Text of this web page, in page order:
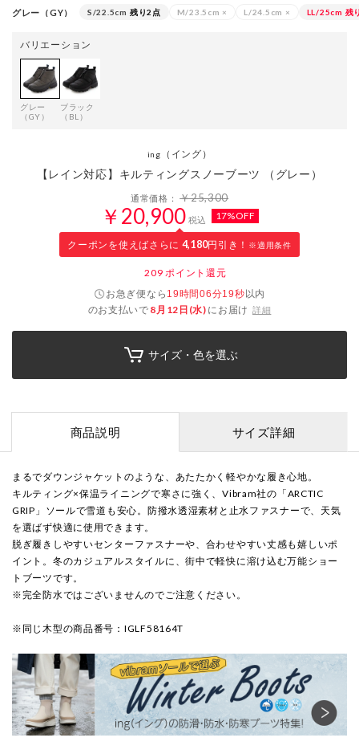
グレー（GY） S/22.5cm 残り2点 M/23.5cm × L/24.5cm × LL/25cm 残
バリエーション
グレー
（GY）
ブラック
（BL）
ing （イング）
【レイン対応】キルティングスノーブーツ （グレー）
通常価格：￥25,300
￥20,900 税込 17%OFF
クーポンを使えばさらに 4,180円引き！ ※適用条件
209 ポイント還元
お急ぎ便なら 19時間06分19秒以内
のお支払いで 8月12日(水) にお届け 詳細
サイズ・色を選ぶ
商品説明 サイズ詳細
まるでダウンジャケットのような、あたたかく軽やかな履き心地。
キルティング×保温ライニングで寒さに強く、Vibram社の「ARCTIC
GRIP」ソールで雪道も安心。防撥水透湿素材と止水ファスナーで、天気
を選ばず快適に使用できます。
脱ぎ履きしやすいセンターファスナーや、合わせやすい丈感も嬉しいポ
イント。冬のカジュアルスタイルに、街中で軽快に溶け込む万能ショー
トブーツです。
※完全防水ではございませんのでご注意ください。
※同じ木型の商品番号：IGLF58164T